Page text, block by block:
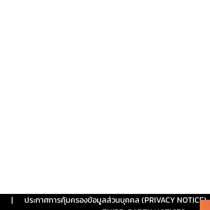
| ประกาศการคุ้มครองข้อมูลส่วนบุคคล (PRIVACY NOTICE)